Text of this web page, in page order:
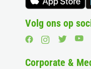
Volg ons op
Corporate &